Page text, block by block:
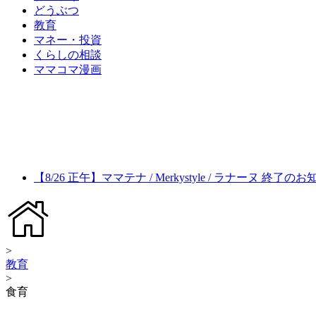
どうぶつ
教育
マネー・投資
くらしの相談
ママコマ漫画
【8/26 正午】ママテナ / Merkystyle / ラナーヌ 終了のお
>
教育
>
食育